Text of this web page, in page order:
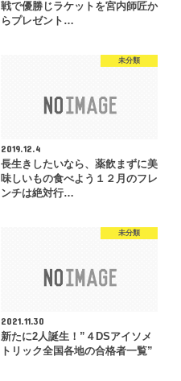
戦で優勝じラケットを宮内師匠か
らプレゼント…
未分類
2019.12.4
長生きしたいなら、薬飲まずに美
味しいもの食べよう１２月のフレ
ンチは絶対行…
未分類
2021.11.30
新たに2人誕生！”４DSアイソメ
トリック全国各地の合格者一覧”